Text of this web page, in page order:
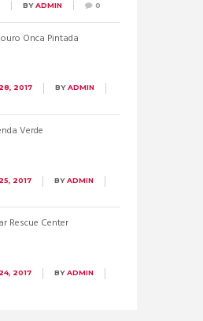
BYADMIN 0
Onca Pintada
2017 BYADMIN
Verde
2017 BYADMIN
Rescue Center
2017 BYADMIN